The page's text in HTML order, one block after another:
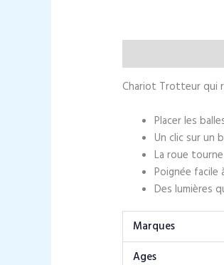
Chariot Trotteur qui
Placer les
Un clic sur un
La roue
Poignée facile
Des lumières
Marques
Ages